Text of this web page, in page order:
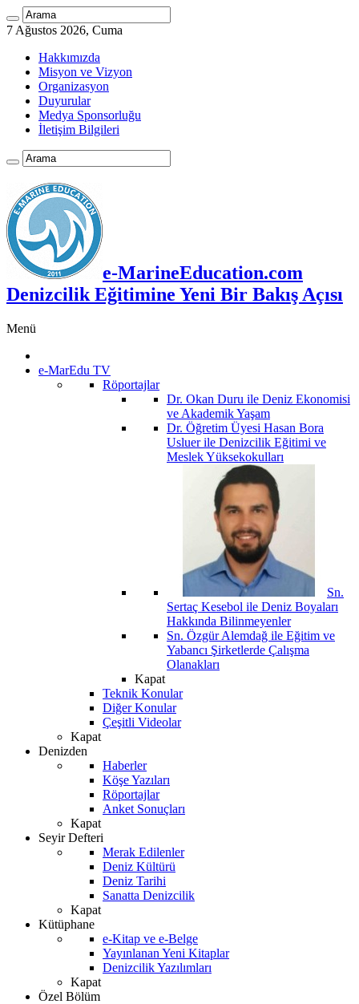
7 Ağustos 2026, Cuma
Hakkımızda
Misyon ve Vizyon
Organizasyon
Duyurular
Medya Sponsorluğu
İletişim Bilgileri
e-MarineEducation.com
Denizcilik Eğitimine Yeni Bir Bakış Açısı
Menü
e-MarEdu TV
Röportajlar
Dr. Okan Duru ile Deniz Ekonomisi
ve Akademik Yaşam
Dr. Öğretim Üyesi Hasan Bora
Usluer ile Denizcilik Eğitimi ve
Meslek Yüksekokulları
Sn.
Sertaç Kesebol ile Deniz Boyaları
Hakkında Bilinmeyenler
Sn. Özgür Alemdağ ile Eğitim ve
Yabancı Şirketlerde Çalışma
Olanakları
Kapat
Teknik Konular
Diğer Konular
Çeşitli Videolar
Kapat
Denizden
Haberler
Köşe Yazıları
Röportajlar
Anket Sonuçları
Kapat
Seyir Defteri
Merak Edilenler
Deniz Kültürü
Deniz Tarihi
Sanatta Denizcilik
Kapat
Kütüphane
e-Kitap ve e-Belge
Yayınlanan Yeni Kitaplar
Denizcilik Yazılımları
Kapat
Özel Bölüm